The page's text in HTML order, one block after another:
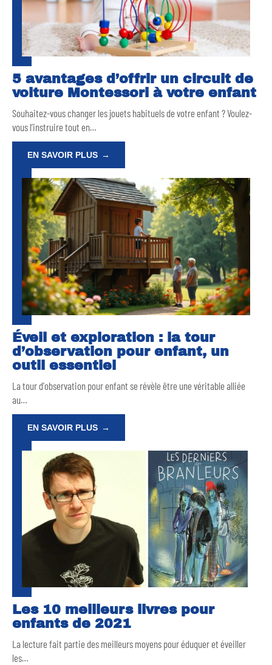
5 avantages d’offrir un circuit de
voiture Montessori à votre enfant
Souhaitez-vous changer les jouets habituels de votre enfant ? Voulez-
vous l’instruire tout en…
EN SAVOIR PLUS
Éveil et exploration : la tour
d’observation pour enfant, un
outil essentiel
La tour d'observation pour enfant se révèle être une véritable alliée
au…
EN SAVOIR PLUS
Les 10 meilleurs livres pour
enfants de 2021
La lecture fait partie des meilleurs moyens pour éduquer et éveiller
les…